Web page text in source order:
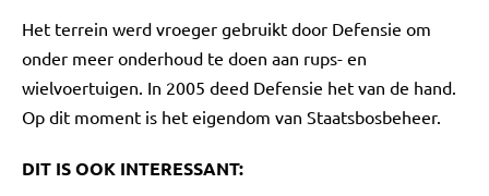
Het terrein werd vroeger gebruikt door Defensie om
onder meer onderhoud te doen aan rups- en
wielvoertuigen. In 2005 deed Defensie het van de hand.
Op dit moment is het eigendom van Staatsbosbeheer.
DIT IS OOK INTERESSANT: